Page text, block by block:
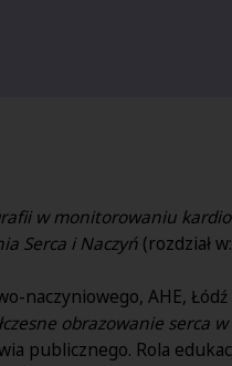
w monitorowaniu
Serca i Naczyń (rozdział
naczyniowego, AHE, Łódź
obrazowanie serca
publicznego. Rola